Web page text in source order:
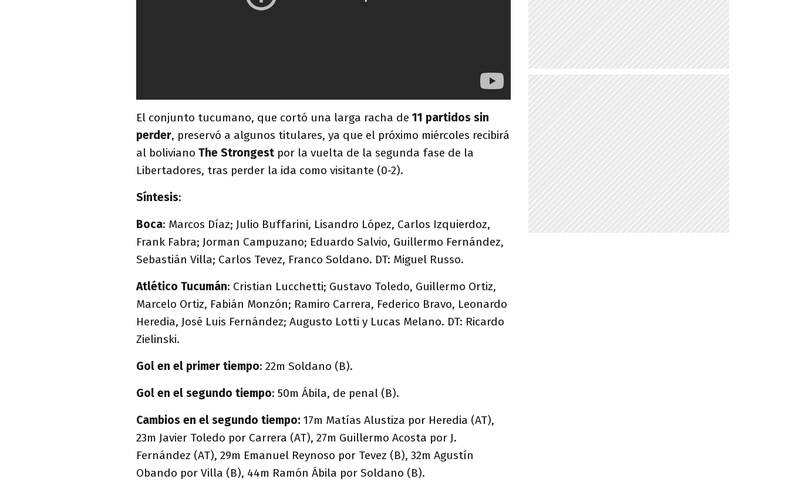
El conjunto tucumano, que cortó una larga racha de 11 partidos sin
perder, preservó a algunos titulares, ya que el próximo miércoles recibirá
al boliviano The Strongest por la vuelta de la segunda fase de la
Libertadores, tras perder la ida como visitante (0-2).
Síntesis:
Boca: Marcos Díaz; Julio Buffarini, Lisandro López, Carlos Izquierdoz,
Frank Fabra; Jorman Campuzano; Eduardo Salvio, Guillermo Fernández,
Sebastián Villa; Carlos Tevez, Franco Soldano. DT: Miguel Russo.
Atlético Tucumán: Cristian Lucchetti; Gustavo Toledo, Guillermo Ortiz,
Marcelo Ortiz, Fabián Monzón; Ramiro Carrera, Federico Bravo, Leonardo
Heredia, José Luis Fernández; Augusto Lotti y Lucas Melano. DT: Ricardo
Zielinski.
Gol en el primer tiempo: 22m Soldano (B).
Gol en el segundo tiempo: 50m Ábila, de penal (B).
Cambios en el segundo tiempo: 17m Matías Alustiza por Heredia (AT),
23m Javier Toledo por Carrera (AT), 27m Guillermo Acosta por J.
Fernández (AT), 29m Emanuel Reynoso por Tevez (B), 32m Agustín
Obando por Villa (B), 44m Ramón Ábila por Soldano (B).